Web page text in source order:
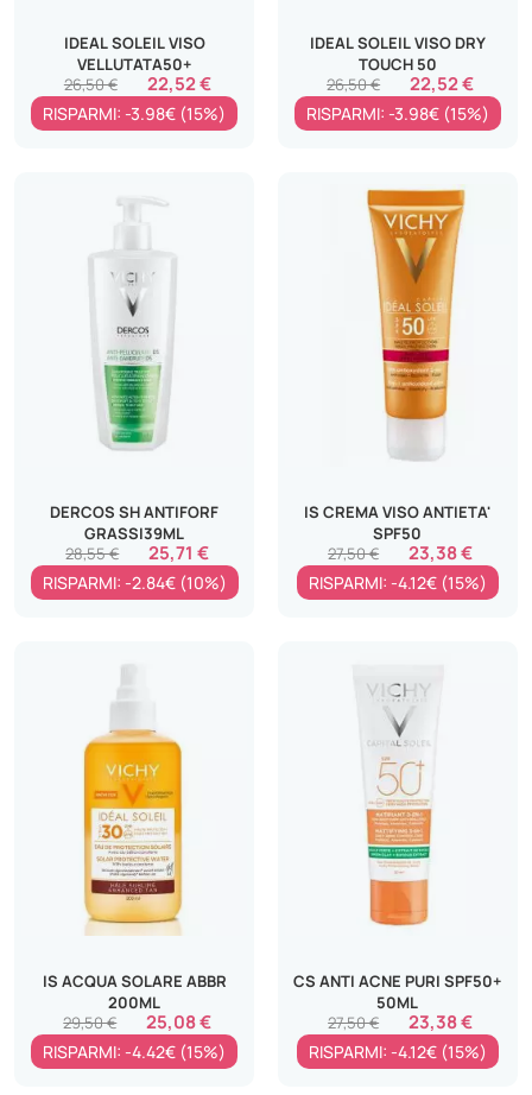
IDEAL SOLEIL VISO
VELLUTATA50+
22,52 €
26,50 €
RISPARMI: -3.98€ (15%)
IDEAL SOLEIL VISO DRY
TOUCH 50
22,52 €
26,50 €
RISPARMI: -3.98€ (15%)
DERCOS SH ANTIFORF
GRASSI39ML
25,71 €
28,55 €
RISPARMI: -2.84€ (10%)
IS CREMA VISO ANTIETA'
SPF50
23,38 €
27,50 €
RISPARMI: -4.12€ (15%)
IS ACQUA SOLARE ABBR
200ML
25,08 €
29,50 €
RISPARMI: -4.42€ (15%)
CS ANTI ACNE PURI SPF50+
50ML
23,38 €
27,50 €
RISPARMI: -4.12€ (15%)